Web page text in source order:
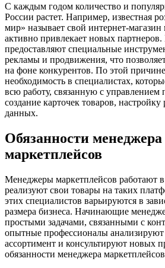
С каждым годом количество и
России растет. Например, известная
мир» называет свой интернет-
активно привлекает новых
предоставляют специальные
рекламы и продвижения, что
на фоне конкурентов. По этой
необходимость в специалистах,
всю работу, связанную с управлением
создание карточек товаров,
данных.
Обязанности менеджера
маркетплейсов
Менеджеры маркетплейсов работают
реализуют свои товары на таких
этих специалистов варьируются в
размера бизнеса. Начинающие
простыми задачами, связанными с
опытные профессионалы
ассортимент и консультируют новых
обязанности менеджера